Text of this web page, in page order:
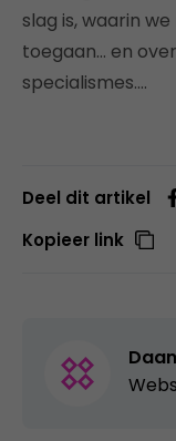
slag is, waarin
toegaan… en
specialismes….
Deel dit artikel
Kopieer link